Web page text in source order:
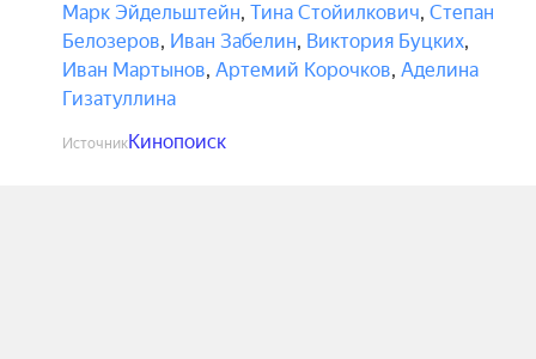
Марк Эйдельштейн, Тина Стойилкович, Степан
Белозеров, Иван Забелин, Виктория Буцких,
Иван Мартынов, Артемий Корочков, Аделина
Гизатуллина
ИсточникКинопоиск